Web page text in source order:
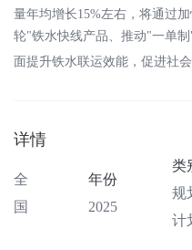
量年均增长15%左右，将通过
轮"铁水快线产品、推动"一单
面提升铁水联运效能，促进社
详情
全
国
年份
2025
类
规
计